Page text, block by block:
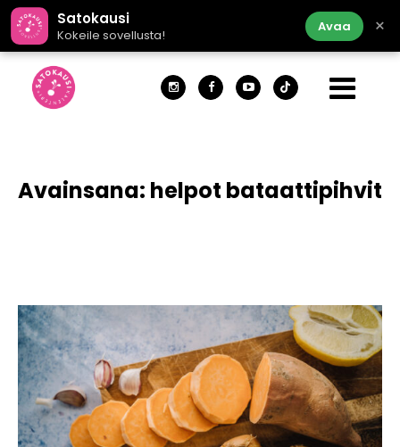
Satokausi
Kokeile sovellusta!
Avaa ×
Avainsana: helpot bataattipihvit